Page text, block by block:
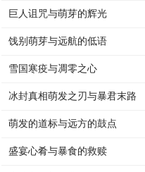
巨人诅咒与萌芽的辉光
饯别萌芽与远航的低语
雪国寒疫与凋零之心
冰封真相萌发之刃与暴君末路
萌发的道标与远方的鼓点
盛宴心肴与暴食的救赎